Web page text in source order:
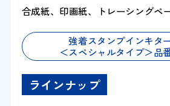
合成紙、印画紙、トレーシングペ
強着スタンプインキタ
＜スペシャルタイプ＞品
ラインナップ